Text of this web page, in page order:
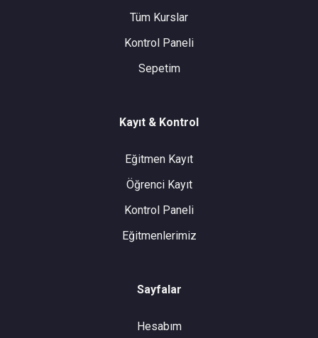
Tüm Kurslar
Kontrol Paneli
Sepetim
Kayıt & Kontrol
Eğitmen Kayıt
Öğrenci Kayıt
Kontrol Paneli
Eğitmenlerimiz
Sayfalar
Hesabım